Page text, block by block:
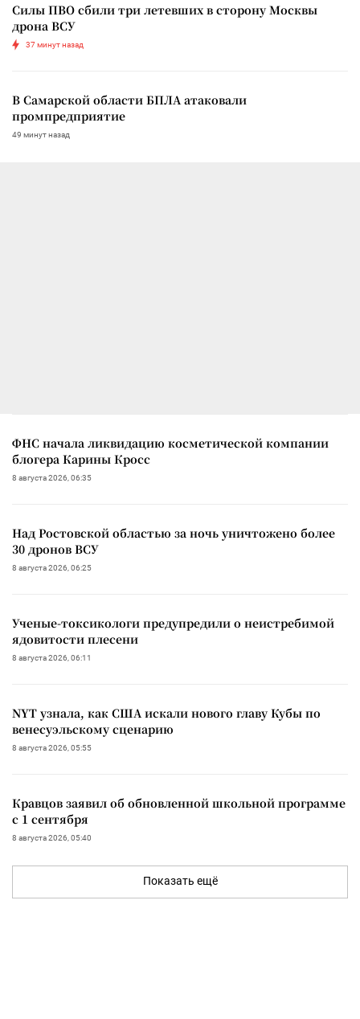
Силы ПВО сбили три летевших в сторону Москвы
дрона ВСУ
37 минут назад
В Самарской области БПЛА атаковали
промпредприятие
49 минут назад
ФНС начала ликвидацию косметической компании
блогера Карины Кросс
8 августа 2026, 06:35
Над Ростовской областью за ночь уничтожено более
30 дронов ВСУ
8 августа 2026, 06:25
Ученые-токсикологи предупредили о неистребимой
ядовитости плесени
8 августа 2026, 06:11
NYT узнала, как США искали нового главу Кубы по
венесуэльскому сценарию
8 августа 2026, 05:55
Кравцов заявил об обновленной школьной программе
с 1 сентября
8 августа 2026, 05:40
Показать ещё